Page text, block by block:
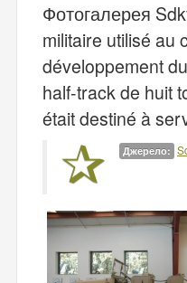
Фотогалерея
militaire utilisé au
développement
half-track de huit
était destiné à
Джерело: